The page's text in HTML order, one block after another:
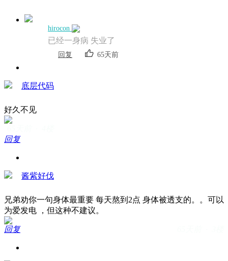
hirocon
已经一身病 失业了
回复 65天前
底层代码
好久不见
回复
酱紫好伐
兄弟劝你一句身体最重要 每天熬到2点 身体被透支的。。可以
为爱发电 ，但这种不建议。
回复